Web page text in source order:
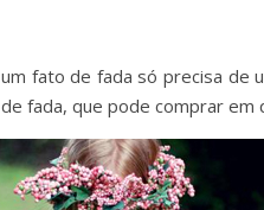
fato de fada só precisa de
fada, que pode comprar